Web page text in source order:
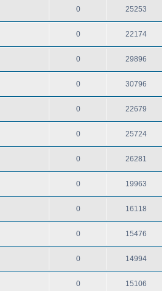
0 25253
0 22174
0 29896
0 30796
0 22679
0 25724
0 26281
0 19963
0 16118
0 15476
0 14994
0 15106